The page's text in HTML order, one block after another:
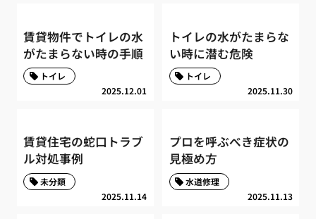
賃貸物件でトイレの水
がたまらない時の手順
2025.12.01
トイレ
トイレの水がたまらな
い時に潜む危険
2025.11.30
トイレ
賃貸住宅の蛇口トラブ
ル対処事例
2025.11.14
未分類
プロを呼ぶべき症状の
見極め方
2025.11.13
水道修理